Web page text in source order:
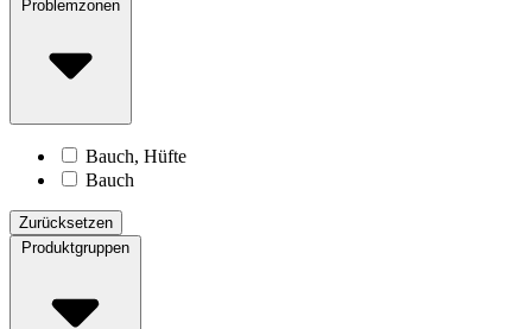
Problemzonen
Bauch, Hüfte
Bauch
Zurücksetzen
Produktgruppen